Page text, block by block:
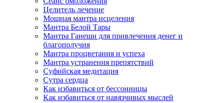
Целитель лечение
Мощная мантра исцеления
Мантра Белой Тары
Мантра Ганеши для привлечения денег и
благополучия
Мантра процветания и успеха
Мантра устранения препятствий
Суфийская медитация
Сутра сердца
Как избавиться от бессонницы
Как избавиться от навязчивых мыслей